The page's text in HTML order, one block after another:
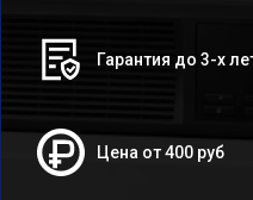
Гарантия до 3-х
Цена от 400 руб